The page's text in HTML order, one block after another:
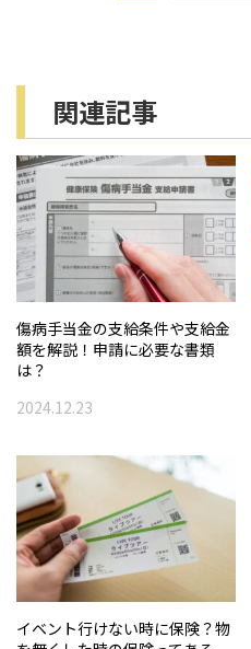
関連記事
傷病手当金の支給条件や支給金
額を解説！申請に必要な書類
は？
2024.12.23
イベント行けない時に保険？物